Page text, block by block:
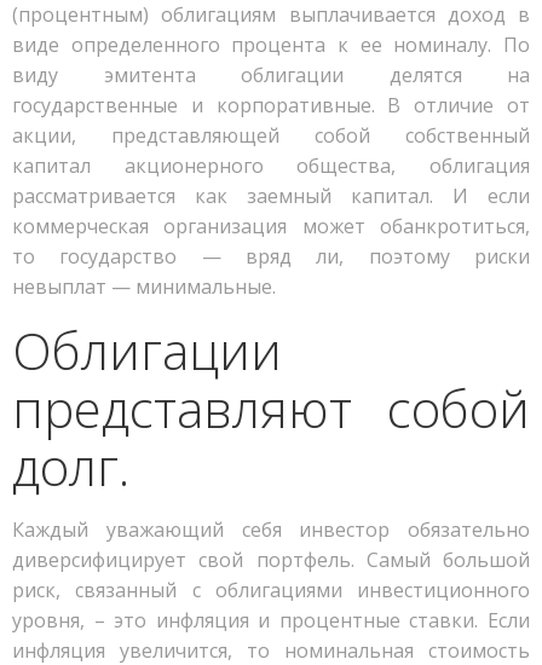
(процентным) облигациям выплачивается доход в
виде определенного процента к ее номиналу. По
виду эмитента облигации делятся на
государственные и корпоративные. В отличие от
акции, представляющей собой собственный
капитал акционерного общества, облигация
рассматривается как заемный капитал. И если
коммерческая организация может обанкротиться,
то государство — вряд ли, поэтому риски
невыплат — минимальные.
Облигации
представляют собой
долг.
Каждый уважающий себя инвестор обязательно
диверсифицирует свой портфель. Самый большой
риск, связанный с облигациями инвестиционного
уровня, – это инфляция и процентные ставки. Если
инфляция увеличится, то номинальная стоимость